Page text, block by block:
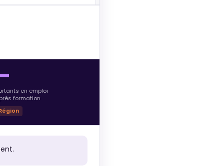
en emploi
formation